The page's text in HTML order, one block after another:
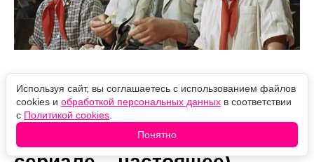
В каком городе снимали
"Решалу" (почти всё в
Используя сайт, вы соглашаетесь с использованием файлов
cookies и обработкой персональных данных в соответствии
с Политикой cookies
Понятно